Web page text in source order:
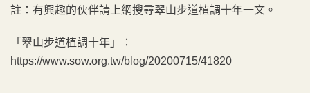
註：有興趣的伙伴請上網搜尋翠山步道植調十年一文。
「翠山步道植調十年」：
https://www.sow.org.tw/blog/20200715/41820